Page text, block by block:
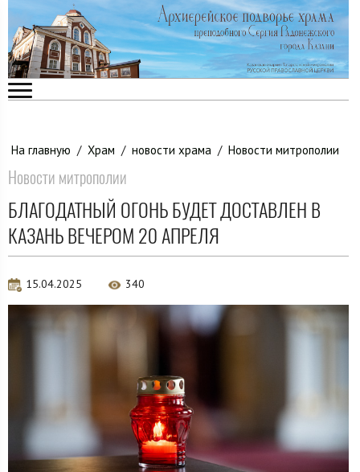
На главную / Храм / новости храма / Новости митрополии
Новости митрополии
БЛАГОДАТНЫЙ ОГОНЬ БУДЕТ ДОСТАВЛЕН В
КАЗАНЬ ВЕЧЕРОМ 20 АПРЕЛЯ
15.04.2025 340